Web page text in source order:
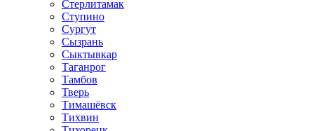
Стерлитамак
Ступино
Сургут
Сызрань
Сыктывкар
Таганрог
Тамбов
Тверь
Тимашёвск
Тихвин